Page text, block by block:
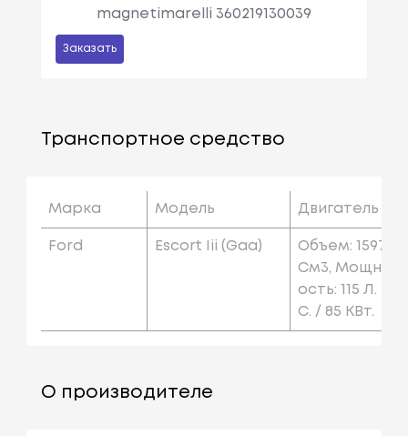
magnetimarelli 360219130039
Заказать
Транспортное средство
Марка Модель Двигатель
Ford Escort Iii (gaa)
Объем: 1597
См3, Мощн
Ость: 115 Л.
С. / 85 КВт.
О производителе